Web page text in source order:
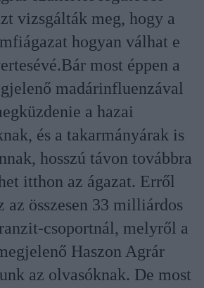
vizsgálták meg, hogy a
hogyan válhat e
most éppen a
madárinfluenzával
a hazai
és a takarmányárak is
hosszú távon továbbra
itthon az ágazat. Erről
az összesen 33 milliárdos
csoportnál, melyről a
Haszon Agrár
az olvasóknak. De most